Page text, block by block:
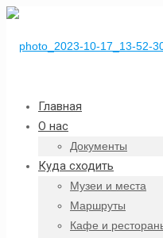
Главная
О нас
Документы
Куда сходить
Музеи и места
Маршруты
Кафе и